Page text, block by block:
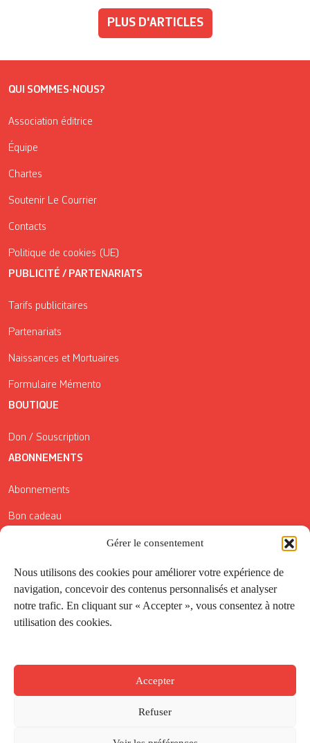
Gérer le consentement
Nous utilisons des cookies pour améliorer votre expérience de
navigation, concevoir des contenus personnalisés et analyser
notre trafic. En cliquant sur « Accepter », vous consentez à notre
utilisation des cookies.
Accepter
Refuser
PLUS D'ARTICLES
QUI SOMMES-NOUS?
Association éditrice
Équipe
Chartes
Soutenir Le Courrier
Contacts
Politique de cookies (UE)
PUBLICITÉ / PARTENARIATS
Tarifs publicitaires
Partenariats
Naissances et Mortuaires
Formulaire Mémento
BOUTIQUE
Don / Souscription
ABONNEMENTS
Abonnements
Bon cadeau
Conditions générales de vente
Réductions de la Carte Côté Courrier
Application